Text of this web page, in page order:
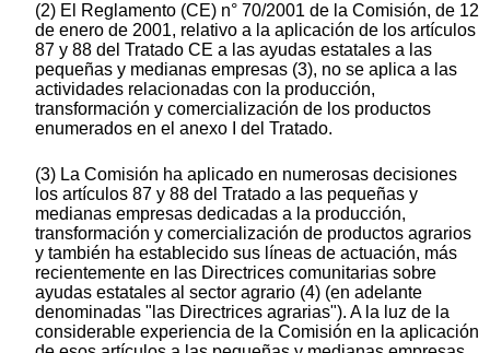
(2) El Reglamento (CE) n° 70/2001 de la Comisión, de 12
de enero de 2001, relativo a la aplicación de los artículos
87 y 88 del Tratado CE a las ayudas estatales a las
pequeñas y medianas empresas (3), no se aplica a las
actividades relacionadas con la producción,
transformación y comercialización de los productos
enumerados en el anexo I del Tratado.
(3) La Comisión ha aplicado en numerosas decisiones
los artículos 87 y 88 del Tratado a las pequeñas y
medianas empresas dedicadas a la producción,
transformación y comercialización de productos agrarios
y también ha establecido sus líneas de actuación, más
recientemente en las Directrices comunitarias sobre
ayudas estatales al sector agrario (4) (en adelante
denominadas "las Directrices agrarias"). A la luz de la
considerable experiencia de la Comisión en la aplicación